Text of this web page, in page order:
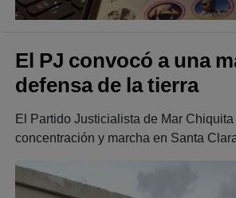
El PJ convocó a una
defensa de la tierra
El Partido Justicialista de Mar
concentración y marcha en Santa